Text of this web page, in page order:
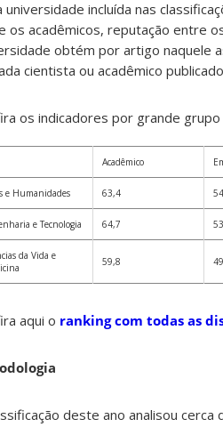
universidade incluída nas
os acadêmicos, reputação entre
obtém por artigo naquele
cientista ou acadêmico
os indicadores por grande
Acadêmico
e Humanidades 63,4
e Tecnologia 64,7
da Vida e
59,8
aqui o ranking com todas as
deste ano analisou